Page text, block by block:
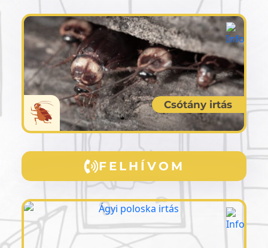
Csótány irtás
FELHÍVOM